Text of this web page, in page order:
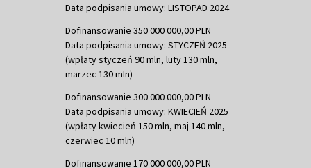
Data podpisania umowy: LISTOPAD 2024
Dofinansowanie 350 000 000,00 PLN
Data podpisania umowy: STYCZEŃ 2025
(wpłaty styczeń 90 mln, luty 130 mln,
marzec 130 mln)
Dofinansowanie 300 000 000,00 PLN
Data podpisania umowy: KWIECIEŃ 2025
(wpłaty kwiecień 150 mln, maj 140 mln,
czerwiec 10 mln)
Dofinansowanie 170 000 000,00 PLN